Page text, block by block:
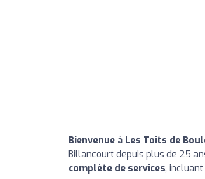
Bienvenue à Les Toits de
Billancourt depuis plus de 25
complète de services,